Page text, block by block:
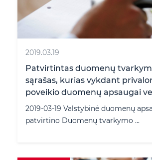
2019.03.19
Patvirtintas duomenų
sąrašas, kurias vykdant
poveikio duomenų apsaugai
2019-03-19 Valstybinė duomenų
patvirtino Duomenų tvarkymo ...